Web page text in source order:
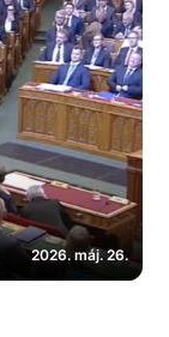
2026. máj. 26.